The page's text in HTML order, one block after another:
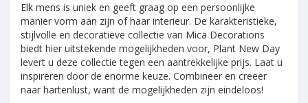
Elk mens is uniek en geeft graag op een persoonlijke
manier vorm aan zijn of haar interieur. De karakteristieke,
stijlvolle en decoratieve collectie van Mica Decorations
biedt hier uitstekende mogelijkheden voor, Plant New Day
levert u deze collectie tegen een aantrekkelijke prijs. Laat u
inspireren door de enorme keuze. Combineer en creëer
naar hartenlust, want de mogelijkheden zijn eindeloos!